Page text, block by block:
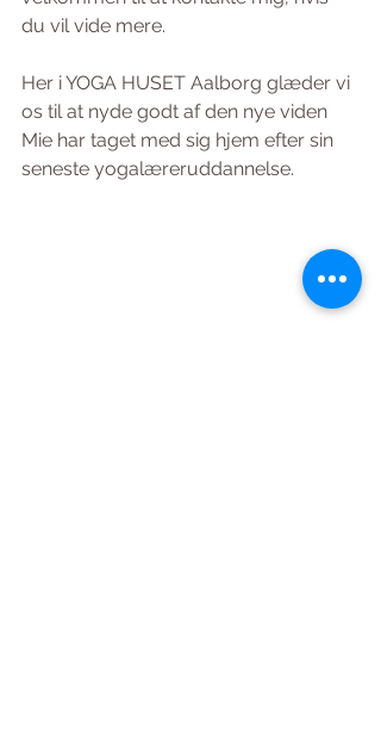
du vil vide mere.
Her i YOGA HUSET Aalborg glæder vi
os til at nyde godt af den nye viden
Mie har taget med sig hjem efter sin
seneste yogalæreruddannelse.